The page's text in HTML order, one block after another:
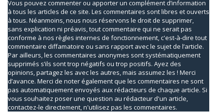
Vous pouvez commenter ou apporter un complément d’information
à tous les articles de ce site. Les commentaires sont libres et ouverts
à tous. Néanmoins, nous nous réservons le droit de supprimer,
sans explication ni préavis, tout commentaire qui ne serait pas
conforme à nos règles internes de fonctionnement, c'est-à-dire tout
commentaire diffamatoire ou sans rapport avec le sujet de l’article.
Par ailleurs, les commentaires anonymes sont systématiquement
supprimés s’ils sont trop négatifs ou trop positifs. Ayez des
opinions, partagez les avec les autres, mais assumez les ! Merci
d’avance. Merci de noter également que les commentaires ne sont
pas automatiquement envoyés aux rédacteurs de chaque article. Si
vous souhaitez poser une question au rédacteur d'un article,
contactez-le directement, n'utilisez pas les commentaires.